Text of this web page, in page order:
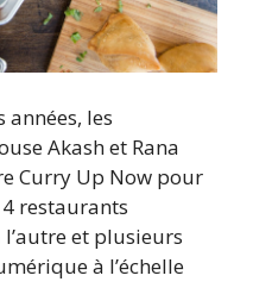
les
Akash et Rana
Curry Up Now pour
restaurants
et plusieurs
à l’échelle